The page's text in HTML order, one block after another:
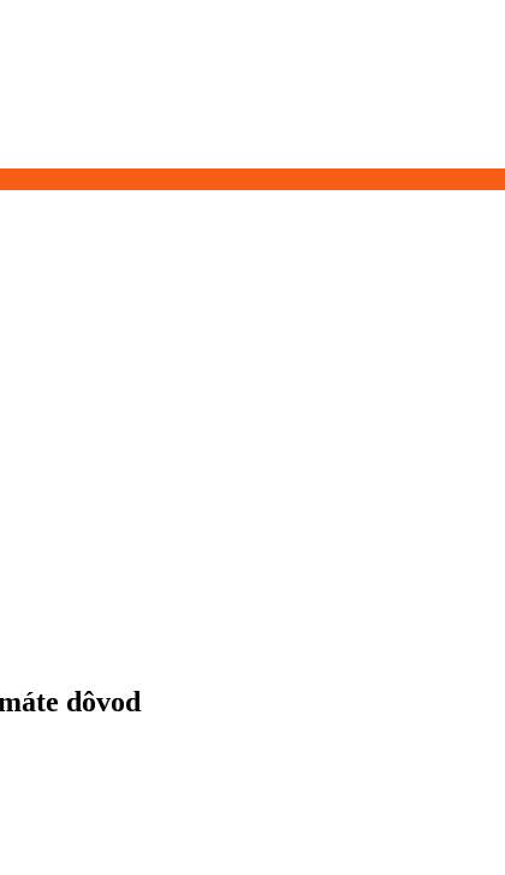
dôvod